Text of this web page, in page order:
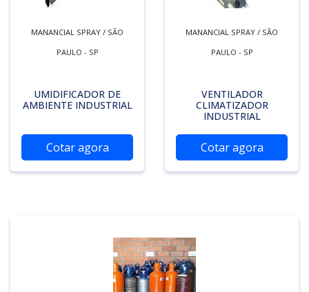
MANANCIAL SPRAY / SÃO
PAULO - SP
UMIDIFICADOR DE
AMBIENTE INDUSTRIAL
Cotar agora
MANANCIAL SPRAY / SÃO
PAULO - SP
VENTILADOR
CLIMATIZADOR
INDUSTRIAL
Cotar agora